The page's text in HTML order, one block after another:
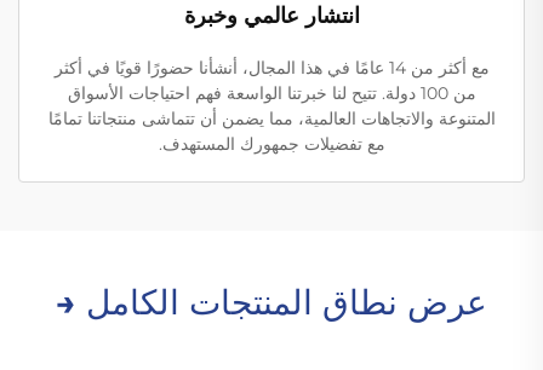
انتشار عالمي وخبرة
مع أكثر من 14 عامًا في هذا المجال، أنشأنا حضورًا قويًا في أكثر
من 100 دولة. تتيح لنا خبرتنا الواسعة فهم احتياجات الأسواق
المتنوعة والاتجاهات العالمية، مما يضمن أن تتماشى منتجاتنا تمامًا
مع تفضيلات جمهورك المستهدف.
عرض نطاق المنتجات الكامل →